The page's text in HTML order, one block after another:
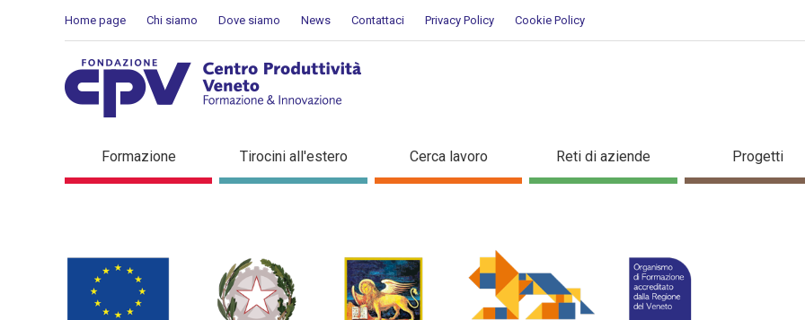
Home page Chi siamo Dove siamo News Contattaci Privacy Policy Cookie Policy
PREPARAZIONE PER IL RIUTILIZZO: MODELLO
Formazione Tirocini all'estero Cerca lavoro Reti di aziende Progetti